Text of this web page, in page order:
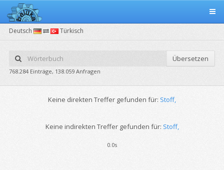
Deutsch Türkisch
Übersetzen
768.284 Einträge, 138.059 Anfragen
Keine direkten Treffer gefunden für: Stoff,
Keine indirekten Treffer gefunden für: Stoff,
0.0s